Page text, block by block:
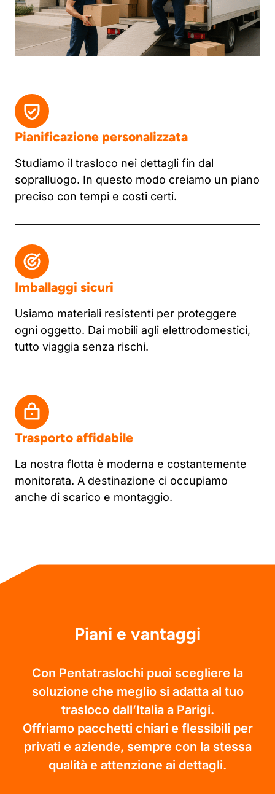
Pianificazione personalizzata
Studiamo il trasloco nei dettagli fin dal
sopralluogo. In questo modo creiamo un piano
preciso con tempi e costi certi.
Imballaggi sicuri
Usiamo materiali resistenti per proteggere
ogni oggetto. Dai mobili agli elettrodomestici,
tutto viaggia senza rischi.
Trasporto affidabile
La nostra flotta è moderna e costantemente
monitorata. A destinazione ci occupiamo
anche di scarico e montaggio.
Piani e vantaggi
Con Pentatraslochi puoi scegliere la
soluzione che meglio si adatta al tuo
trasloco dall’Italia a Parigi.
Offriamo pacchetti chiari e flessibili per
privati e aziende, sempre con la stessa
qualità e attenzione ai dettagli.